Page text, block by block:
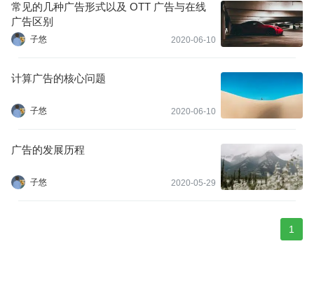
常见的几种广告形式以及 OTT 广告与在线
广告区别
子悠 2020-06-10
计算广告的核心问题
子悠 2020-06-10
广告的发展历程
子悠 2020-05-29
1